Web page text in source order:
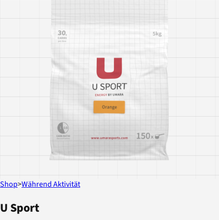
Shop>Während Aktivität
U Sport